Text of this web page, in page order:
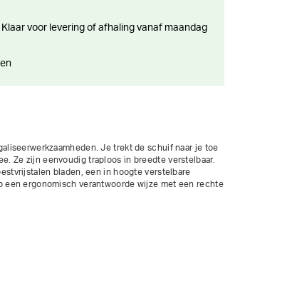
Je trekt de schuif naar je toe
Ze zijn eenvoudig traploos in breedte verstelbaar.
bladen, een in hoogte verstelbare
een ergonomisch verantwoorde wijze met een rechte